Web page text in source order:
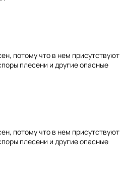
потому что в нем присутствуют
плесени и другие опасные
потому что в нем присутствуют
плесени и другие опасные